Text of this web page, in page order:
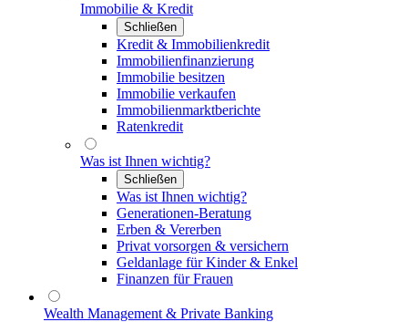
Immobilie & Kredit
Schließen
Kredit & Immobilienkredit
Immobilienfinanzierung
Immobilie besitzen
Immobilie verkaufen
Immobilienmarktberichte
Ratenkredit
Was ist Ihnen wichtig?
Schließen
Was ist Ihnen wichtig?
Generationen-Beratung
Erben & Vererben
Privat vorsorgen & versichern
Geldanlage für Kinder & Enkel
Finanzen für Frauen
Wealth Management & Private Banking